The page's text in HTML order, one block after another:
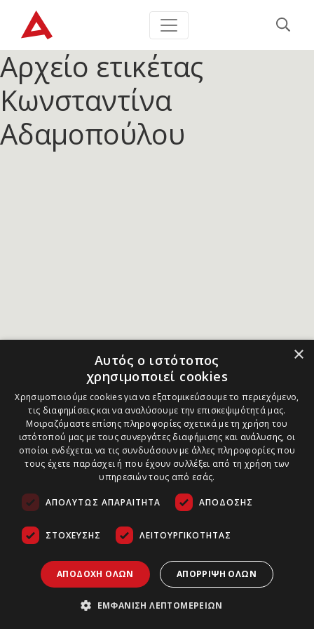
Αρχείο ετικέτας
Κωνσταντίνα
Αδαμοπούλου
×
Αυτός ο ιστότοπος
χρησιμοποιεί cookies
Χρησιμοποιούμε cookies για να εξατομικεύσουμε το περιεχόμενο,
τις διαφημίσεις και να αναλύσουμε την επισκεψιμότητά μας.
Μοιραζόμαστε επίσης πληροφορίες σχετικά με τη χρήση του
ιστότοπού μας με τους συνεργάτες διαφήμισης και ανάλυσης, οι
οποίοι ενδέχεται να τις συνδυάσουν με άλλες πληροφορίες που
τους έχετε παράσχει ή που έχουν συλλέξει από τη χρήση των
υπηρεσιών τους από εσάς.
ΑΠΟΛΎΤΩΣ ΑΠΑΡΑΊΤΗΤΑ ΑΠΌΔΟΣΗΣ
ΣΤΌΧΕΥΣΗΣ ΛΕΙΤΟΥΡΓΙΚΌΤΗΤΑΣ
ΑΠΟΔΟΧΉ ΌΛΩΝ ΑΠΌΡΡΙΨΗ ΌΛΩΝ
ΕΜΦΆΝΙΣΗ ΛΕΠΤΟΜΕΡΕΙΏΝ